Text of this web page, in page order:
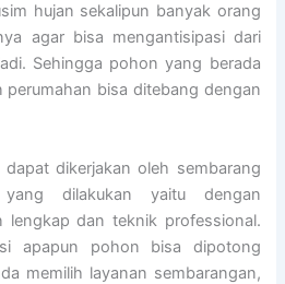
hujan sekalipun banyak orang
agar bisa mengantisipasi dari
Sehingga pohon yang berada
perumahan bisa ditebang dengan
dikerjakan oleh sembarang
dilakukan yaitu dengan
lengkap dan teknik professional.
apapun pohon bisa dipotong
memilih layanan sembarangan,